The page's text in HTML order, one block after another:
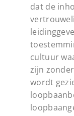
dat de
cultuur
zijn
wordt